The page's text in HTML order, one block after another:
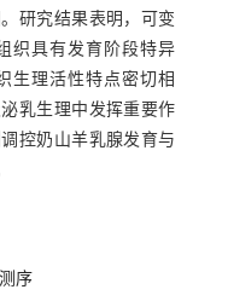
研究结果表明，可变
织具有发育阶段特异
生理活性特点密切相
乳生理中发挥重要作
控奶山羊乳腺发育与
序